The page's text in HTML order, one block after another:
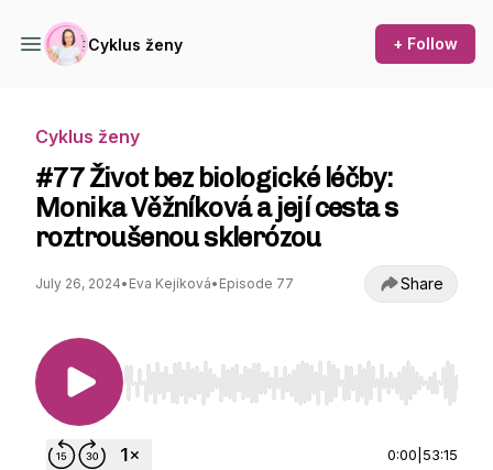
Cyklus ženy + Follow
Cyklus ženy
#77 Život bez biologické léčby:
Monika Věžníková a její cesta s
roztroušenou sklerózou
July 26, 2024• Eva Kejíková• Episode 77 Share
Use Left/Right to seek, Home/End to jump to
0:00 53:15